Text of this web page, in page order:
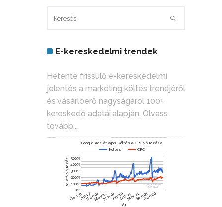
E-kereskedelmi trendek
Hetente frissülő e-kereskedelmi
jelentés a marketing költés trendjéről
és vásárlóerő nagyságáról 100+
kereskedő adatai alapján. Olvass
tovább...
Google Ads átlagos Költés & CPC változása
Költés
CPC
Dec 31Jun 17Dec 02May 1…Nov 02Apr 19Oct 04Mar 21Sep 05Feb 20
0%
100%
200%
300%
400%
500%
Hét
Relatív változás